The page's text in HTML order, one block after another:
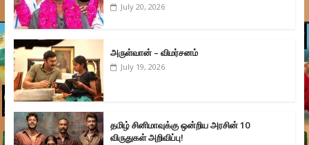
July 20, 2026
அருள்வான் – விமர்சனம்
July 19, 2026
தமிழ் சினிமாவுக்கு ஒன்றிய அரசின் 10
விருதுகள் அறிவிப்பு!